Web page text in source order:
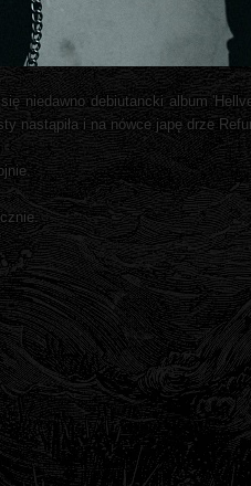
niedawno debiutancki album
nastąpiła i na nówce japę drze